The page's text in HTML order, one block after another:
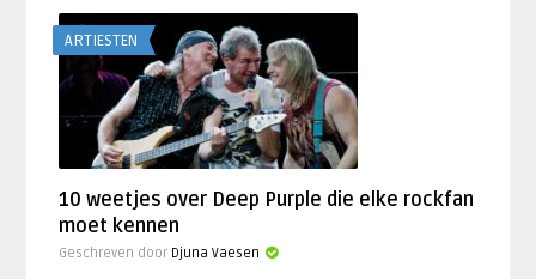
ARTIESTEN
10 weetjes over Deep Purple die elke rockfan
moet kennen
Geschreven door Djuna Vaesen